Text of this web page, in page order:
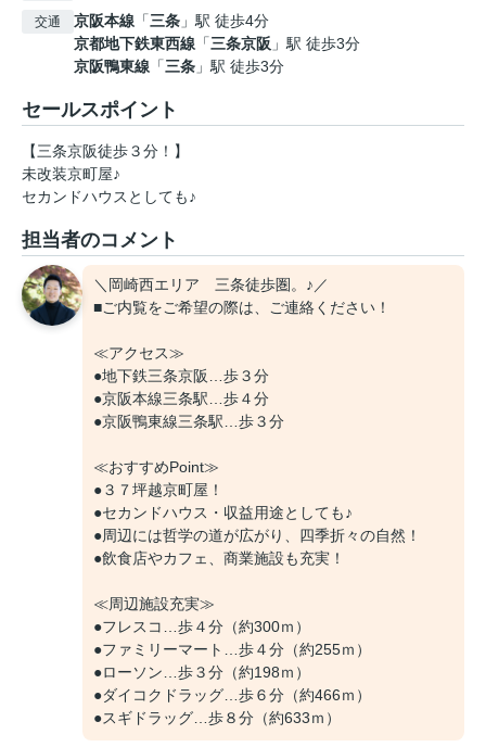
交通 京阪本線 「三条 」駅 徒歩4分
京都地下鉄東西線 「三条京阪 」駅 徒歩3分
京阪鴨東線 「三条 」駅 徒歩3分
セールスポイント
【三条京阪徒歩３分！】
未改装京町屋♪
セカンドハウスとしても♪
担当者のコメント
＼岡崎西エリア 三条徒歩圏。♪／
■ご内覧をご希望の際は、ご連絡ください！
≪アクセス≫
●地下鉄三条京阪…歩３分
●京阪本線三条駅…歩４分
●京阪鴨東線三条駅…歩３分
≪おすすめPoint≫
●３７坪越京町屋！
●セカンドハウス・収益用途としても♪
●周辺には哲学の道が広がり、四季折々の自然！
●飲食店やカフェ、商業施設も充実！
≪周辺施設充実≫
●フレスコ…歩４分（約300ｍ）
●ファミリーマート…歩４分（約255ｍ）
●ローソン…歩３分（約198ｍ）
●ダイコクドラッグ…歩６分（約466ｍ）
●スギドラッグ…歩８分（約633ｍ）